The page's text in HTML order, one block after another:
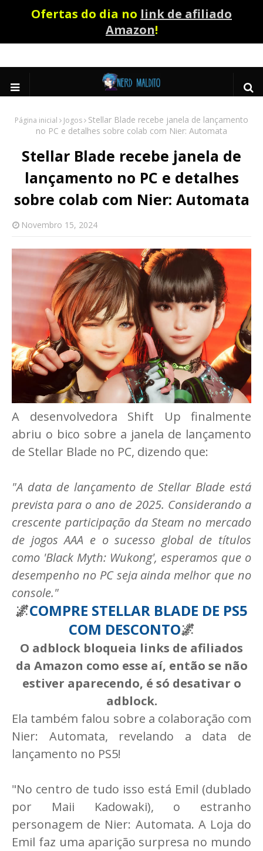
Ofertas do dia no link de afiliado
Amazon!
Página inicial Jogos
Stellar Blade recebe janela de lançamento
no PC e detalhes sobre colab com Nier: Automata
Stellar Blade recebe janela de
lançamento no PC e detalhes
sobre colab com Nier: Automata
Novembro 15, 2024
A desenvolvedora Shift Up finalmente
abriu o bico sobre a janela de lançamento
de Stellar Blade no PC, dizendo que:
"A data de lançamento de Stellar Blade está
prevista para o ano de 2025. Considerando a
crescente participação da Steam no mercado
de jogos AAA e o sucesso global de títulos
como 'Black Myth: Wukong', esperamos que o
desempenho no PC seja ainda melhor que no
console."
🌌COMPRE STELLAR BLADE DE PS5
COM DESCONTO🌌
O adblock bloqueia links de afiliados
da Amazon como esse aí, então se não
estiver aparecendo, é só desativar o
adblock.
Ela também falou sobre a colaboração com
Nier: Automata, revelando a data de
lançamento no PS5!
"No centro de tudo isso está Emil (dublado
por Maii Kadowaki), o estranho
personagem de Nier: Automata. A Loja do
Emil faz uma aparição surpresa no mundo